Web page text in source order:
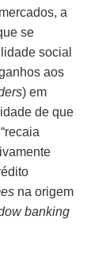
a
se
social
aos
) em
de que
na origem
banking